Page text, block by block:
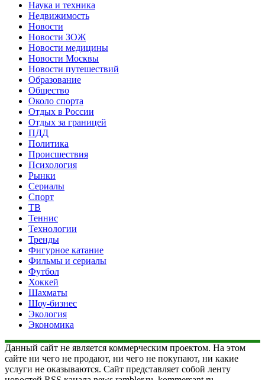
Наука и техника
Недвижимость
Новости
Новости ЗОЖ
Новости медицины
Новости Москвы
Новости путешествий
Образование
Общество
Около спорта
Отдых в России
Отдых за границей
ПДД
Политика
Происшествия
Психология
Рынки
Сериалы
Спорт
ТВ
Теннис
Технологии
Тренды
Фигурное катание
Фильмы и сериалы
Футбол
Хоккей
Шахматы
Шоу-бизнес
Экология
Экономика
Данный сайт не является коммерческим проектом. На этом
сайте ни чего не продают, ни чего не покупают, ни какие
услуги не оказываются. Сайт представляет собой ленту